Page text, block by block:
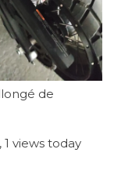
de
, 1 views today